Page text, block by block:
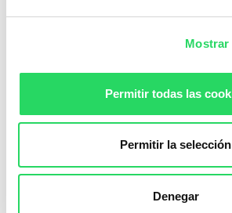
Mostrar
Permitir todas las
Permitir la selección
Denegar
creatividad y el bienestar general de
En resumen, el futuro del trabajo remoto
ligado a la flexibilidad, el bienestar y la
veremos queen el 2024, el trabajo
opción; es una forma de trabajar que
en que concebimos el entorno
profesionales.
¿Tu organización está lista para